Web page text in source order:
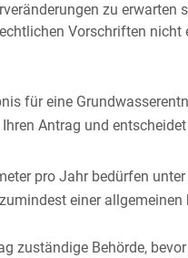
zu erwarten
Vorschriften nicht
für eine
Antrag und
pro Jahr bedürfen
einer
zuständige Behörde,